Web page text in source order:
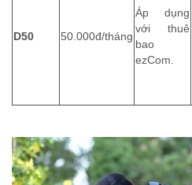
D50 50.000đ/tháng
Áp dụng
với thuê
bao
ezCom.